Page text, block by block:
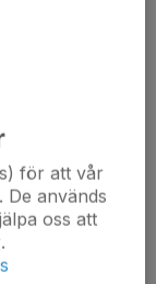
för att vår
används
oss att